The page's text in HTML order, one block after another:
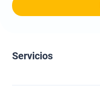
Servicios